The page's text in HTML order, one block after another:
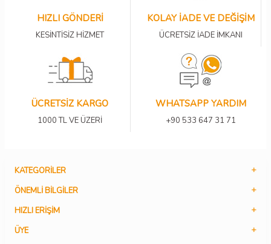
HIZLI GÖNDERİ
KESİNTİSİZ HİZMET
KOLAY İADE VE DEĞİŞİM
ÜCRETSİZ İADE İMKANI
ÜCRETSİZ KARGO
1000 TL VE ÜZERİ
WHATSAPP YARDIM
+90 533 647 31 71
KATEGORILER
ÖNEMLI BILGILER
HIZLI ERIŞIM
ÜYE